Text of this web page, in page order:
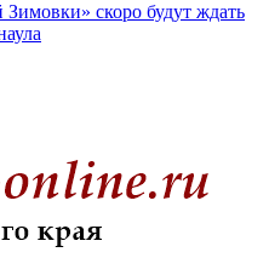
скоро будут ждать